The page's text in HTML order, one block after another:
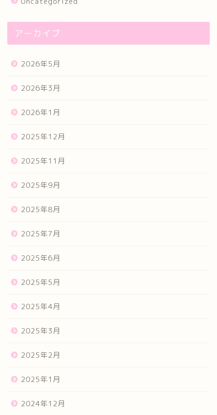
アーカイブ
2026年5月
2026年3月
2026年1月
2025年12月
2025年11月
2025年9月
2025年8月
2025年7月
2025年6月
2025年5月
2025年4月
2025年3月
2025年2月
2025年1月
2024年12月